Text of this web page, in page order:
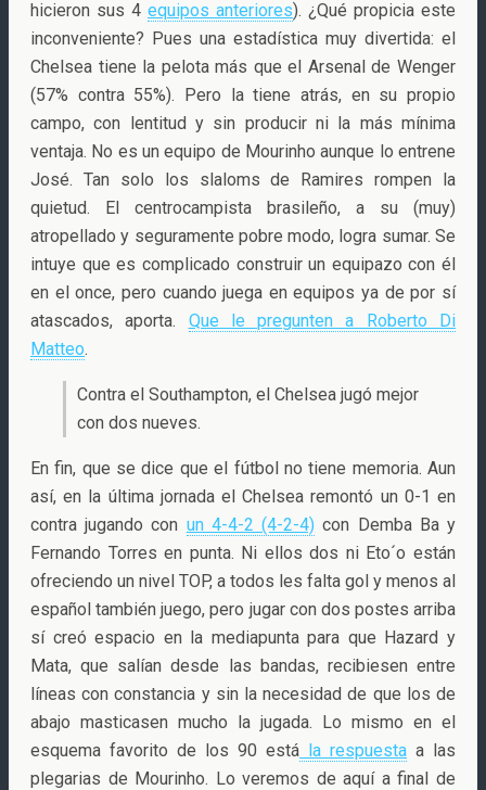
hicieron sus 4 equipos anteriores). ¿Qué propicia este
inconveniente? Pues una estadística muy divertida: el
Chelsea tiene la pelota más que el Arsenal de Wenger
(57% contra 55%). Pero la tiene atrás, en su propio
campo, con lentitud y sin producir ni la más mínima
ventaja. No es un equipo de Mourinho aunque lo entrene
José. Tan solo los slaloms de Ramires rompen la
quietud. El centrocampista brasileño, a su (muy)
atropellado y seguramente pobre modo, logra sumar. Se
intuye que es complicado construir un equipazo con él
en el once, pero cuando juega en equipos ya de por sí
atascados, aporta. Que le pregunten a Roberto Di
Matteo.
Contra el Southampton, el Chelsea jugó mejor
con dos nueves.
En fin, que se dice que el fútbol no tiene memoria. Aun
así, en la última jornada el Chelsea remontó un 0-1 en
contra jugando con un 4-4-2 (4-2-4) con Demba Ba y
Fernando Torres en punta. Ni ellos dos ni Eto´o están
ofreciendo un nivel TOP, a todos les falta gol y menos al
español también juego, pero jugar con dos postes arriba
sí creó espacio en la mediapunta para que Hazard y
Mata, que salían desde las bandas, recibiesen entre
líneas con constancia y sin la necesidad de que los de
abajo masticasen mucho la jugada. Lo mismo en el
esquema favorito de los 90 está la respuesta a las
plegarias de Mourinho. Lo veremos de aquí a final de